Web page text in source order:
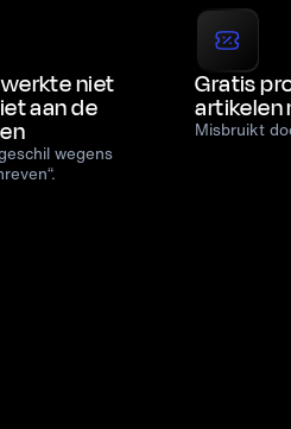
niet
aan de
wegens
Gratis
artikelen
Misbruikt